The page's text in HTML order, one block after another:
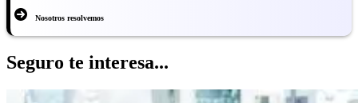
Nosotros resolvemos
Seguro te interesa...